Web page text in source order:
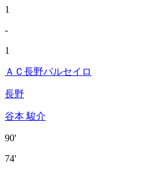
1
-
1
ＡＣ長野パルセイロ
長野
谷本 駿介
90'
74'